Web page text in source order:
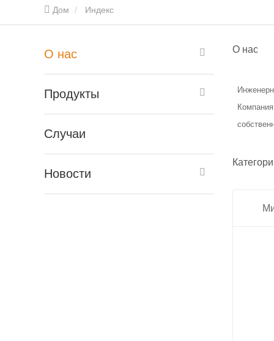
Дом Индекс
О нас
Продукты
Случаи
Новости
О нас